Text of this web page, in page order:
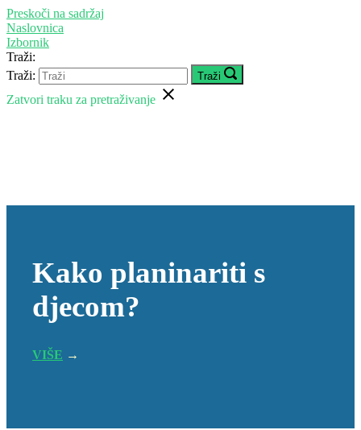
Preskoči na sadržaj
Naslovnica
Izbornik
Traži:
Traži:
Traži
Zatvori traku za pretraživanje
Kako planinariti s
djecom?
VIŠE →